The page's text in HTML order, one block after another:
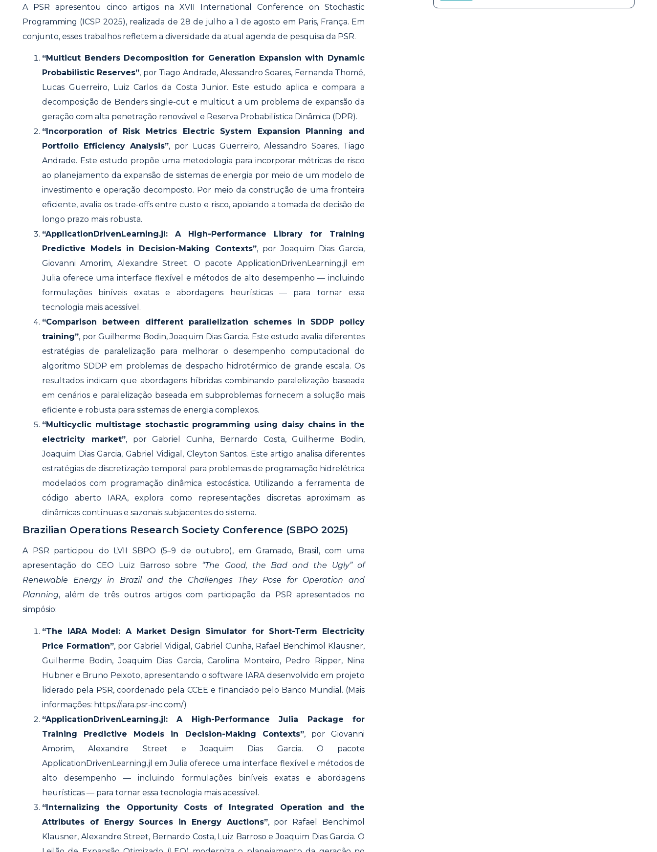
A PSR apresentou cinco artigos na XVII International Conference on Stochastic
Programming (ICSP 2025), realizada de 28 de julho a 1 de agosto em Paris, França. Em
conjunto, esses trabalhos refletem a diversidade da atual agenda de pesquisa da PSR.
“Multicut Benders Decomposition for Generation Expansion with Dynamic
Probabilistic Reserves”, por Tiago Andrade, Alessandro Soares, Fernanda Thomé,
Lucas Guerreiro, Luiz Carlos da Costa Junior. Este estudo aplica e compara a
decomposição de Benders single-cut e multicut a um problema de expansão da
geração com alta penetração renovável e Reserva Probabilística Dinâmica (DPR).
“Incorporation of Risk Metrics Electric System Expansion Planning and
Portfolio Efficiency Analysis”, por Lucas Guerreiro, Alessandro Soares, Tiago
Andrade. Este estudo propõe uma metodologia para incorporar métricas de risco
ao planejamento da expansão de sistemas de energia por meio de um modelo de
investimento e operação decomposto. Por meio da construção de uma fronteira
eficiente, avalia os trade-offs entre custo e risco, apoiando a tomada de decisão de
longo prazo mais robusta.
“ApplicationDrivenLearning.jl: A High-Performance Library for Training
Predictive Models in Decision-Making Contexts”, por Joaquim Dias Garcia,
Giovanni Amorim, Alexandre Street. O pacote ApplicationDrivenLearning.jl em
Julia oferece uma interface flexível e métodos de alto desempenho — incluindo
formulações biníveis exatas e abordagens heurísticas — para tornar essa
tecnologia mais acessível.
“Comparison between different parallelization schemes in SDDP policy
training”, por Guilherme Bodin, Joaquim Dias Garcia. Este estudo avalia diferentes
estratégias de paralelização para melhorar o desempenho computacional do
algoritmo SDDP em problemas de despacho hidrotérmico de grande escala. Os
resultados indicam que abordagens híbridas combinando paralelização baseada
em cenários e paralelização baseada em subproblemas fornecem a solução mais
eficiente e robusta para sistemas de energia complexos.
“Multicyclic multistage stochastic programming using daisy chains in the
electricity market”, por Gabriel Cunha, Bernardo Costa, Guilherme Bodin,
Joaquim Dias Garcia, Gabriel Vidigal, Cleyton Santos. Este artigo analisa diferentes
estratégias de discretização temporal para problemas de programação hidrelétrica
modelados com programação dinâmica estocástica. Utilizando a ferramenta de
código aberto IARA, explora como representações discretas aproximam as
dinâmicas contínuas e sazonais subjacentes do sistema.
Brazilian Operations Research Society Conference (SBPO 2025)
A PSR participou do LVII SBPO (5–9 de outubro), em Gramado, Brasil, com uma
apresentação do CEO Luiz Barroso sobre “The Good, the Bad and the Ugly” of
Renewable Energy in Brazil and the Challenges They Pose for Operation and
Planning, além de três outros artigos com participação da PSR apresentados no
simpósio:
“The IARA Model: A Market Design Simulator for Short-Term Electricity
Price Formation”, por Gabriel Vidigal, Gabriel Cunha, Rafael Benchimol Klausner,
Guilherme Bodin, Joaquim Dias Garcia, Carolina Monteiro, Pedro Ripper, Nina
Hubner e Bruno Peixoto, apresentando o software IARA desenvolvido em projeto
liderado pela PSR, coordenado pela CCEE e financiado pelo Banco Mundial. (Mais
informações: https://iara.psr-inc.com/)
“ApplicationDrivenLearning.jl: A High-Performance Julia Package for
Training Predictive Models in Decision-Making Contexts”, por Giovanni
Amorim, Alexandre Street e Joaquim Dias Garcia. O pacote
ApplicationDrivenLearning.jl em Julia oferece uma interface flexível e métodos de
alto desempenho — incluindo formulações biníveis exatas e abordagens
heurísticas — para tornar essa tecnologia mais acessível.
“Internalizing the Opportunity Costs of Integrated Operation and the
Attributes of Energy Sources in Energy Auctions”, por Rafael Benchimol
Klausner, Alexandre Street, Bernardo Costa, Luiz Barroso e Joaquim Dias Garcia. O